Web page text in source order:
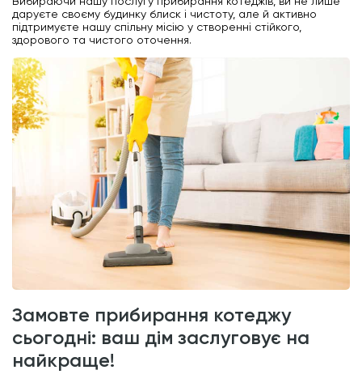
даруєте своєму будинку блиск і чистоту, але й активно
підтримуєте нашу спільну місію у створенні стійкого,
здорового та чистого оточення.
замовте прибирання котеджу
сьогодні: ваш дім заслуговує на
найкраще!